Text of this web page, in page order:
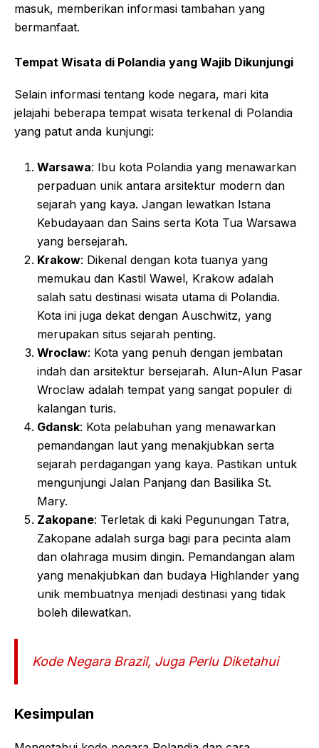
masuk, memberikan informasi tambahan yang
bermanfaat.
Tempat Wisata di Polandia yang Wajib Dikunjungi
Selain informasi tentang kode negara, mari kita
jelajahi beberapa tempat wisata terkenal di Polandia
yang patut anda kunjungi:
Warsawa: Ibu kota Polandia yang menawarkan
perpaduan unik antara arsitektur modern dan
sejarah yang kaya. Jangan lewatkan Istana
Kebudayaan dan Sains serta Kota Tua Warsawa
yang bersejarah.
Krakow: Dikenal dengan kota tuanya yang
memukau dan Kastil Wawel, Krakow adalah
salah satu destinasi wisata utama di Polandia.
Kota ini juga dekat dengan Auschwitz, yang
merupakan situs sejarah penting.
Wroclaw: Kota yang penuh dengan jembatan
indah dan arsitektur bersejarah. Alun-Alun Pasar
Wroclaw adalah tempat yang sangat populer di
kalangan turis.
Gdansk: Kota pelabuhan yang menawarkan
pemandangan laut yang menakjubkan serta
sejarah perdagangan yang kaya. Pastikan untuk
mengunjungi Jalan Panjang dan Basilika St.
Mary.
Zakopane: Terletak di kaki Pegunungan Tatra,
Zakopane adalah surga bagi para pecinta alam
dan olahraga musim dingin. Pemandangan alam
yang menakjubkan dan budaya Highlander yang
unik membuatnya menjadi destinasi yang tidak
boleh dilewatkan.
Kode Negara Brazil, Juga Perlu Diketahui
Kesimpulan